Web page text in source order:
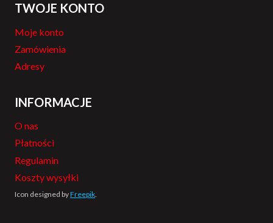
TWOJE KONTO
Moje konto
Zamówienia
Adresy
INFORMACJE
O nas
Płatności
Regulamin
Koszty wysyłki
Icon designed byFreepik.